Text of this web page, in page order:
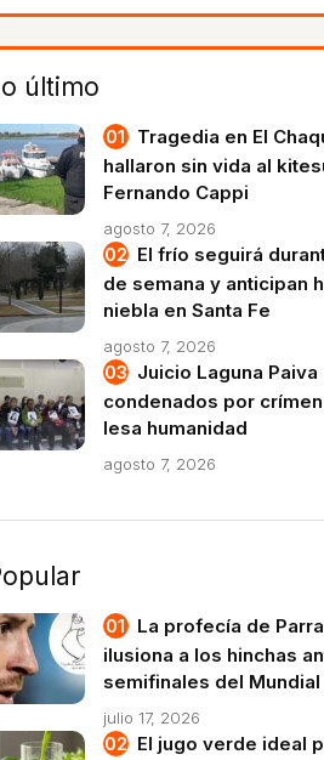
VIVO
último
Tragedia en El
hallaron sin vida al
Fernando Cappi
agosto 7, 2026
El frío seguirá
de semana y anticipan
niebla en Santa Fe
agosto 7, 2026
Juicio Laguna Paiva
condenados por
lesa humanidad
agosto 7, 2026
La profecía de
ilusiona a los hinchas
semifinales del Mundial
julio 17, 2026
El jugo verde ideal